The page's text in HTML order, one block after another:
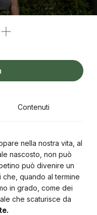
Contenuti
nella nostra vita, al
nascosto, non può
può divenire un
quando al termine
in grado, come dei
che scaturisce da